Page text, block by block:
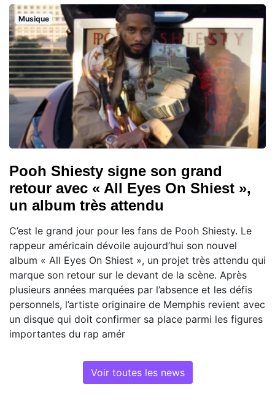
Musique
Pooh Shiesty signe son grand
retour avec « All Eyes On Shiest »,
un album très attendu
C’est le grand jour pour les fans de Pooh Shiesty. Le
rappeur américain dévoile aujourd’hui son nouvel
album « All Eyes On Shiest », un projet très attendu qui
marque son retour sur le devant de la scène. Après
plusieurs années marquées par l’absence et les défis
personnels, l’artiste originaire de Memphis revient avec
un disque qui doit confirmer sa place parmi les figures
importantes du rap amér
Voir toutes les news